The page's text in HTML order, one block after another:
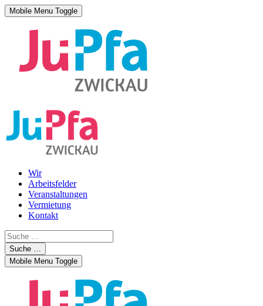
Mobile Menu Toggle
Wir
Arbeitsfelder
Veranstaltungen
Vermietung
Kontakt
Suche …
Mobile Menu Toggle